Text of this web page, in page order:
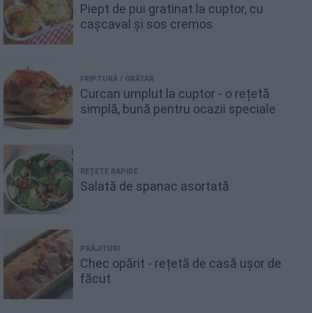
Piept de pui gratinat la cuptor, cu
cașcaval și sos cremos
FRIPTURĂ / GRĂTAR
Curcan umplut la cuptor - o rețetă
simplă, bună pentru ocazii speciale
REȚETE RAPIDE
Salată de spanac asortată
PRĂJITURI
Chec opărit - rețetă de casă ușor de
făcut